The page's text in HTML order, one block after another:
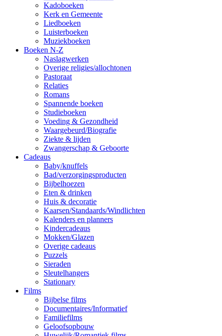
Kadoboeken
Kerk en Gemeente
Liedboeken
Luisterboeken
Muziekboeken
Boeken N-Z
Naslagwerken
Overige religies/allochtonen
Pastoraat
Relaties
Romans
Spannende boeken
Studieboeken
Voeding & Gezondheid
Waargebeurd/Biografie
Ziekte & lijden
Zwangerschap & Geboorte
Cadeaus
Baby/knuffels
Bad/verzorgingsproducten
Bijbelhoezen
Eten & drinken
Huis & decoratie
Kaarsen/Standaards/Windlichten
Kalenders en planners
Kindercadeaus
Mokken/Glazen
Overige cadeaus
Puzzels
Sieraden
Sleutelhangers
Stationary
Films
Bijbelse films
Documentaires/Informatief
Familiefilms
Geloofsopbouw